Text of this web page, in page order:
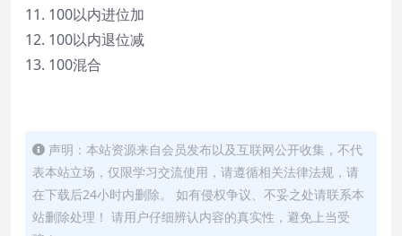
11. 100以内进位加
12. 100以内退位减
13. 100混合
声明：本站资源来自会员发布以及互联网公开收集，不代
表本站立场，仅限学习交流使用，请遵循相关法律法规，请
在下载后24小时内删除。 如有侵权争议、不妥之处请联系本
站删除处理！ 请用户仔细辨认内容的真实性，避免上当受